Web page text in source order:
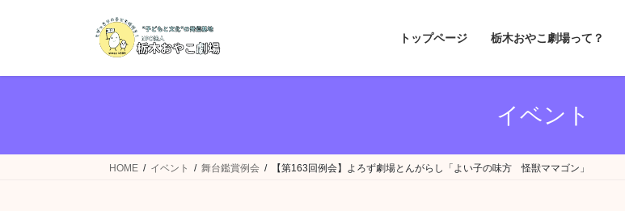
トップページ 栃木おやこ劇場って？
イベント
HOME イベント 舞台鑑賞例会 【第163回例会】よろず劇場とんがらし「よい子の味方 怪獣ママゴン」